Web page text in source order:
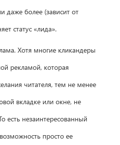
даже более (зависит от
статус «лида».
Хотя многие кликандеры
рекламой, которая
читателя, тем не менее
вкладке или окне, не
есть незаинтересованный
просто ее